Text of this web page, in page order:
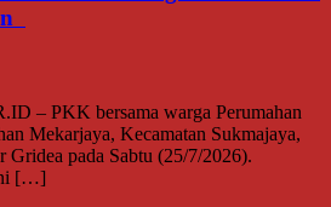
– PKK bersama warga Perumahan
Mekarjaya, Kecamatan Sukmajaya,
Gridea pada Sabtu (25/7/2026).
[…]